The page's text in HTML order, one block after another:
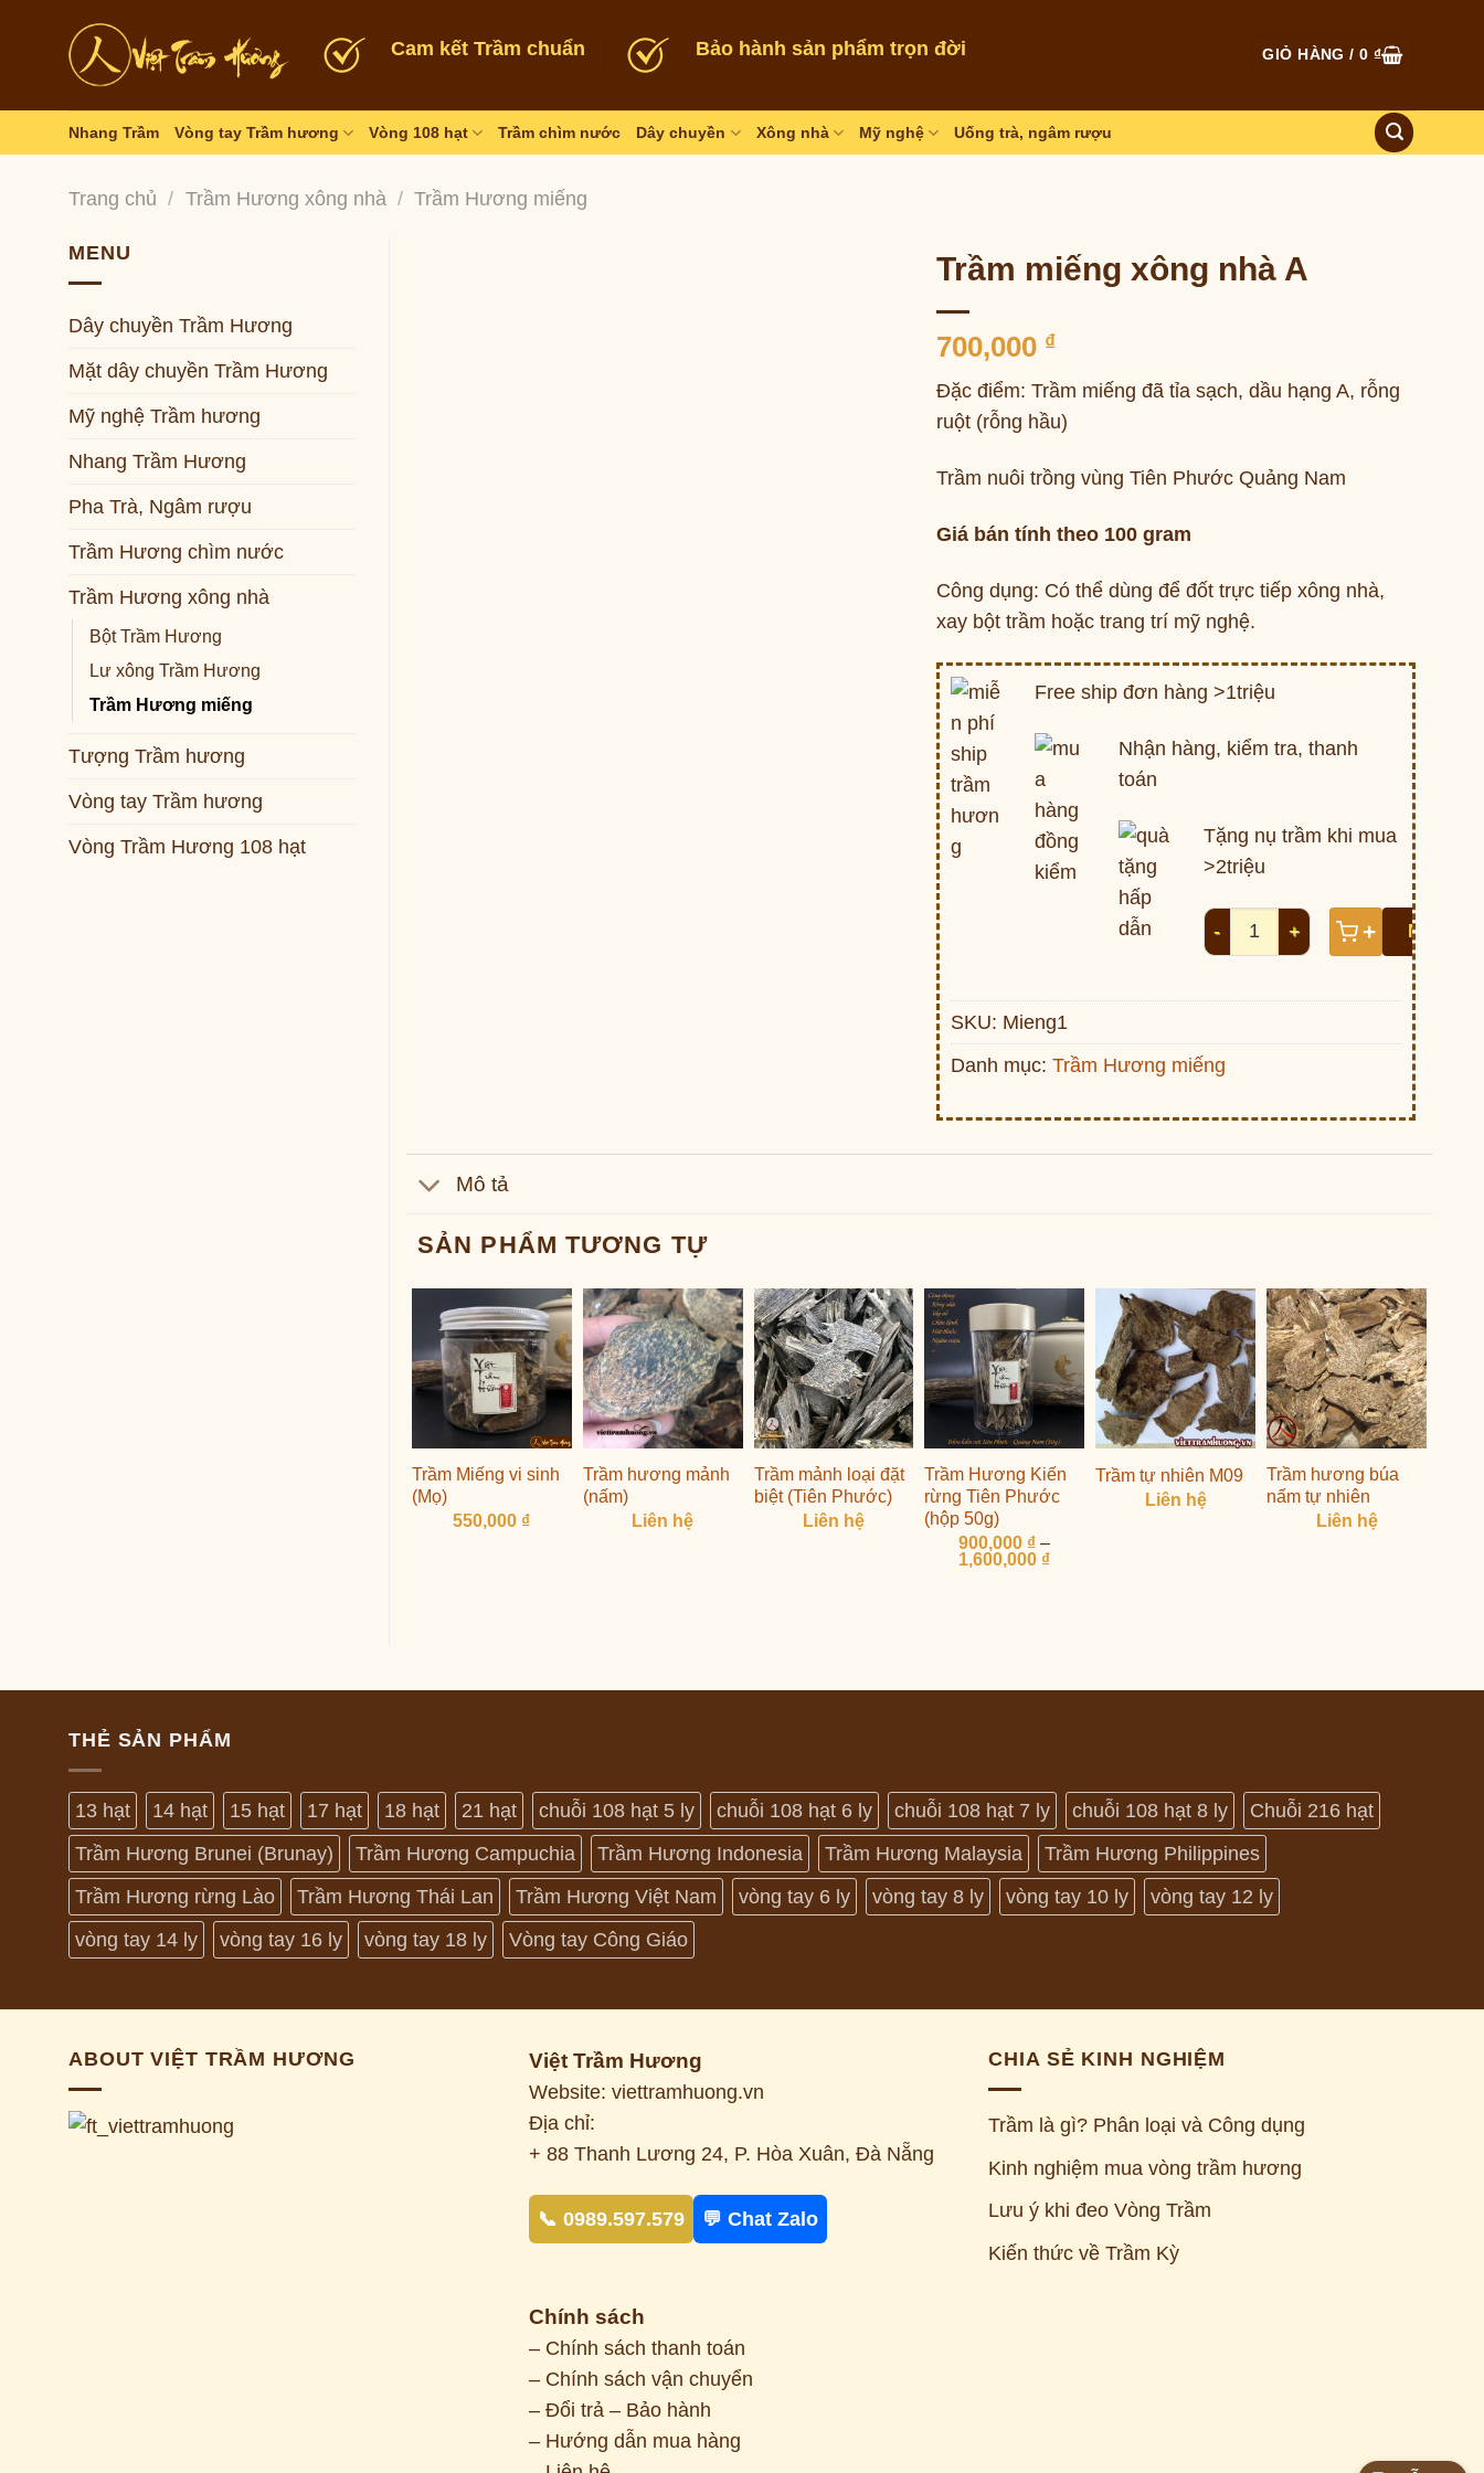
Cam kết Trầm chuẩn Bảo hành sản phẩm trọn đời GIỎ HÀNG /0 ₫
Nhang Trầm Vòng tay Trầm hương Vòng 108 hạt Trầm chìm nước Dây chuyền Xông nhà Mỹ nghệ Uống trà, ngâm rượu
Trang chủ / Trầm Hương xông nhà / Trầm Hương miếng
MENU
Dây chuyền Trầm Hương
Mặt dây chuyền Trầm Hương
Mỹ nghệ Trầm hương
Nhang Trầm Hương
Pha Trà, Ngâm rượu
Trầm Hương chìm nước
Trầm Hương xông nhà
Bột Trầm Hương
Lư xông Trầm Hương
Trầm Hương miếng
Tượng Trầm hương
Vòng tay Trầm hương
Vòng Trầm Hương 108 hạt
Trầm miếng xông nhà A
700,000 ₫
Đặc điểm: Trầm miếng đã tỉa sạch, dầu hạng A, rỗng
ruột (rỗng hầu)
Trầm nuôi trồng vùng Tiên Phước Quảng Nam
Giá bán tính theo 100 gram
Công dụng: Có thể dùng để đốt trực tiếp xông nhà,
xay bột trầm hoặc trang trí mỹ nghệ.
Free ship đơn hàng >1triệu
Nhận hàng, kiểm tra, thanh
toán
Tặng nụ trầm khi mua
>2triệu
Trầm miếng xông nhà A số lượng
+ MUA
SKU: Mieng1
Danh mục: Trầm Hương miếng
Mô tả
SẢN PHẨM TƯƠNG TỰ
Trầm Miếng vi sinh
(Mọ)
550,000 ₫
Trầm hương mảnh
(nấm)
Liên hệ
Trầm mảnh loại đặt
biệt (Tiên Phước)
Liên hệ
Trầm Hương Kiến
rừng Tiên Phước
(hộp 50g)
900,000 ₫ –
1,600,000 ₫Khoảng
Trầm tự nhiên M09
Liên hệ
Trầm hương búa
nấm tự nhiên
Liên hệ
THẺ SẢN PHẨM
13 hạt 14 hạt 15 hạt 17 hạt 18 hạt 21 hạt chuỗi 108 hạt 5 ly chuỗi 108 hạt 6 ly chuỗi 108 hạt 7 ly chuỗi 108 hạt 8 ly
Chuỗi 216 hạt
Trầm Hương Brunei (Brunay)
Trầm Hương Campuchia Trầm Hương Indonesia Trầm Hương Malaysia
Trầm Hương Philippines
Trầm Hương rừng Lào
Trầm Hương Thái Lan Trầm Hương Việt Nam vòng tay 6 ly vòng tay 8 ly vòng tay 10 ly
vòng tay 12 ly
vòng tay 14 ly
vòng tay 16 ly vòng tay 18 ly Vòng tay Công Giáo
ABOUT VIỆT TRẦM HƯƠNG Việt Trầm Hương
Website: viettramhuong.vn
Địa chỉ:
+ 88 Thanh Lương 24, P. Hòa Xuân, Đà Nẵng
📞 0989.597.579 💬 Chat Zalo
Chính sách
– Chính sách thanh toán
– Chính sách vận chuyển
– Đổi trả – Bảo hành
– Hướng dẫn mua hàng
CHIA SẺ KINH NGHIỆM
Trầm là gì? Phân loại và Công dụng
Kinh nghiệm mua vòng trầm hương
Lưu ý khi đeo Vòng Trầm
Kiến thức về Trầm Kỳ